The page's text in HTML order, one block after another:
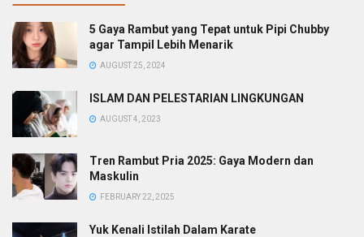
5 Gaya Rambut yang Tepat untuk Pipi Chubby
agar Tampil Lebih Menarik
AUGUST 25, 2024
ISLAM DAN PELESTARIAN LINGKUNGAN
AUGUST 4, 2023
Tren Rambut Pria 2025: Gaya Modern dan
Maskulin
FEBRUARY 22, 2025
Yuk Kenali Istilah Dalam Karate